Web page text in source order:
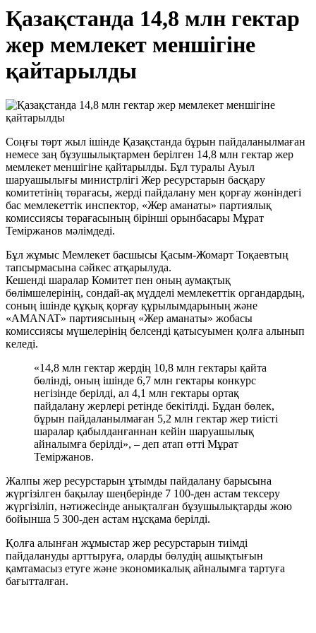
Қазақстанда 14,8 млн гектар
жер мемлекет меншігіне
қайтарылды
Соңғы төрт жыл ішінде Қазақстанда бұрын пайдаланылмаған
немесе заң бұзушылықтармен берілген 14,8 млн гектар жер
мемлекет меншігіне қайтарылды. Бұл туралы Ауыл
шаруашылығы министрлігі Жер ресурстарын басқару
комитетінің төрағасы, жерді пайдалану мен қорғау жөніндегі
бас мемлекеттік инспектор, «Жер аманаты» партиялық
комиссиясы төрағасының бірінші орынбасары Мұрат
Теміржанов мәлімдеді.
Бұл жұмыс Мемлекет басшысы Қасым-Жомарт Тоқаевтың
тапсырмасына сәйкес атқарылуда.
Кешенді шаралар Комитет пен оның аумақтық
бөлімшелерінің, сондай-ақ мүдделі мемлекеттік органдардың,
соның ішінде құқық қорғау құрылымдарының және
«AMANAT» партиясының «Жер аманаты» жобасы
комиссиясы мүшелерінің белсенді қатысуымен қолға алынып
келеді.
«14,8 млн гектар жердің 10,8 млн гектары қайта
бөлінді, оның ішінде 6,7 млн гектары конкурс
негізінде берілді, ал 4,1 млн гектары ортақ
пайдалану жерлері ретінде бекітілді. Бұдан бөлек,
бұрын пайдаланылмаған 5,2 млн гектар жер тиісті
шаралар қабылданғаннан кейін шаруашылық
айналымға берілді», – деп атап өтті Мұрат
Теміржанов.
Жалпы жер ресурстарын ұтымды пайдалану барысына
жүргізілген бақылау шеңберінде 7 100-ден астам тексеру
жүргізіліп, нәтижесінде анықталған бұзушылықтарды жою
бойынша 5 300-ден астам нұсқама берілді.
Қолға алынған жұмыстар жер ресурстарын тиімді
пайдалануды арттыруға, оларды бөлудің ашықтығын
қамтамасыз етуге және экономикалық айналымға тартуға
бағытталған.